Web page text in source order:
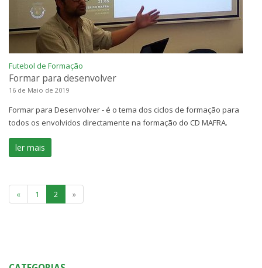
Futebol de Formação
Formar para desenvolver
16 de Maio de 2019
Formar para Desenvolver - é o tema dos ciclos de formação para
todos os envolvidos directamente na formação do CD MAFRA.
ler mais
« 1 2 »